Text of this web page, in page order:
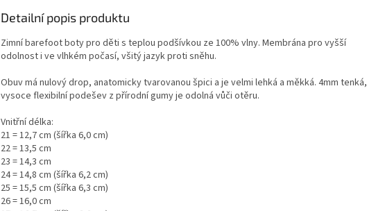
Detailní popis produktu
Zimní barefoot boty pro děti s teplou podšívkou ze 100% vlny. Membrána pro vyšší
odolnost i ve vlhkém počasí, všitý jazyk proti sněhu.
Obuv má nulový drop, anatomicky tvarovanou špici a je velmi lehká a měkká. 4mm tenká,
vysoce flexibilní podešev z přírodní gumy je odolná vůči otěru.
Vnitřní délka:
21 = 12,7 cm (šířka 6,0 cm)
22 = 13,5 cm
23 = 14,3 cm
24 = 14,8 cm (šířka 6,2 cm)
25 = 15,5 cm (šířka 6,3 cm)
26 = 16,0 cm